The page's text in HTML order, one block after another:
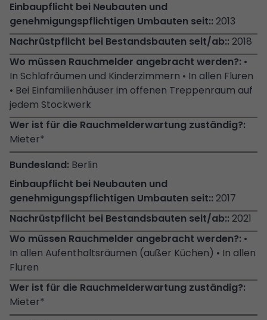
2013
2018
•
In Schlafräumen und Kinderzimmern • In allen Fluren
• Bei Einfamilienhäuser im offenen Treppenraum auf
jedem Stockwerk
Mieter*
Berlin
2017
2021
•
In allen Aufenthaltsräumen (außer Küchen) • In allen
Fluren
Mieter*